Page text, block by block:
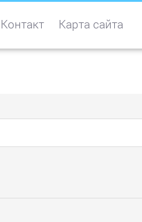
Контакт Карта сайта